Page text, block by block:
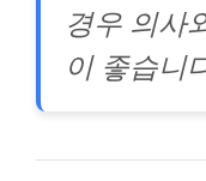
경우 의사
이 좋습니